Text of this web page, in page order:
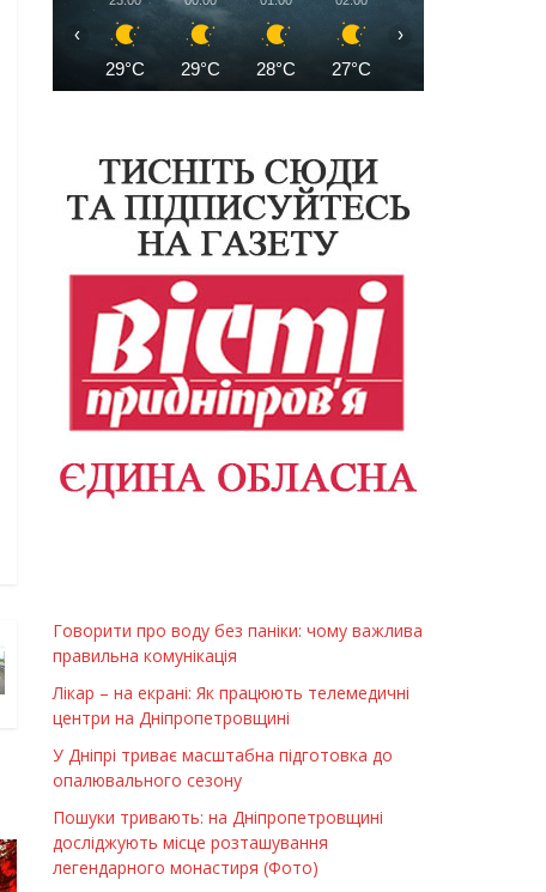
29°C 29°C 28°C 27°C
‹ ›
Говорити про воду без паніки: чому важлива
правильна комунікація
Лікар – на екрані: Як працюють телемедичні
центри на Дніпропетровщині
У Дніпрі триває масштабна підготовка до
опалювального сезону
Пошуки тривають: на Дніпропетровщині
досліджують місце розташування
легендарного монастиря (Фото)